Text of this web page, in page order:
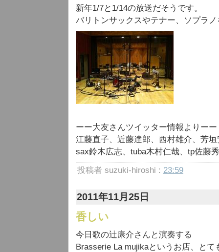
新年1/7と1/14の放送だそうです。
バリトンサックスやテナー、ソプラ
ーー大友さんツイッター情報よりーー
江藤直子、近藤達郎、西村雄介、芳
sax鈴木広志、tuba木村仁哉、tp佐藤
投稿者 suzuki-hiroshi : 23:59
2011年11月25日
香しい
今日歌の辻康介さんと演奏する
Brasserie La mujikaというお店、とて